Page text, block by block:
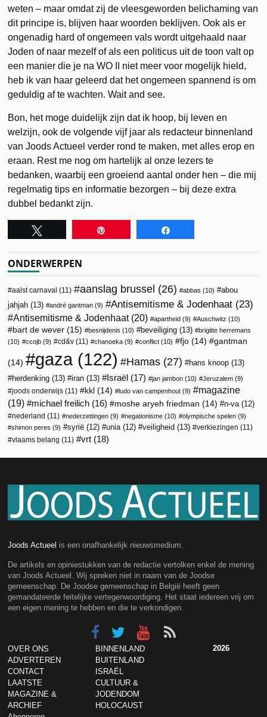
weten – maar omdat zij de vleesgeworden belichaming van
dit principe is, blijven haar woorden beklijven. Ook als er
ongenadig hard of ongemeen vals wordt uitgehaald naar
Joden of naar mezelf of als een politicus uit de toon valt op
een manier die je na WO II niet meer voor mogelijk hield,
heb ik van haar geleerd dat het ongemeen spannend is om
geduldig af te wachten. Wait and see.
Bon, het moge duidelijk zijn dat ik hoop, bij leven en
welzijn, ook de volgende vijf jaar als redacteur binnenland
van Joods Actueel verder rond te maken, met alles erop en
eraan. Rest me nog om hartelijk al onze lezers te
bedanken, waarbij een groeiend aantal onder hen – die mij
regelmatig tips en informatie bezorgen – bij deze extra
dubbel bedankt zijn.
ONDERWERPEN
aalst carnaval (11) aanslag brussel (26) abbas (10)
abou
jahjah (13) andré gantman (9) Antisemitisme & Jodenhaat (23)
Antisemitisme & Jodenhaat(20) apartheid (9) Auschwitz (10)
bart de wever (15) besnijdenis (10) beveiliging (13)
brigitte herremans
(10)
ccojb (9) cd&v (11) chanoeka (9) conflict (10) fjo (14) gantman
(14) gaza (122) Hamas (27) hans knoop (13)
herdenking (13) iran (13) Israël (17) jan jambon (10) Jeruzalem (9)
joods onderwijs (11) kkl (14) ludo van campenhout (9)
magazine
(19)
michael freilich (16) moshe aryeh friedman (14) n-va (12)
nederland (11) nederzettingen (9) negationisme (10) olympische spelen (9)
shimon peres (9) syrië (12) unia (12) veiligheid (13) verkiezingen (11)
vlaams belang (11) vrt (18)
Joods Actueel is een onafhankelijk nieuwsmedium.
De artikels en opiniestukken van de redactie vertolken enkel de mening
van Joods Actueel. Wij spreken niet in naam van de Joodse
gemeenschap. De Joodse gemeenschap in België heeft geen
gemandateerde feitelijke vertegenwoordiging. Het staat iedereen vrij om
een eigen mening te hebben en die te verkondigen.
OVER ONS
ADVERTEREN
CONTACT
LAATSTE
MAGAZINE &
ARCHIEF
BINNENLAND
BUITENLAND
ISRAËL
CULTUUR &
JODENDOM
HOLOCAUST
2026